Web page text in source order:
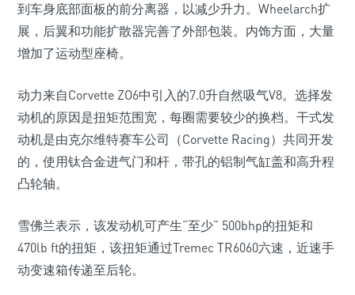
到车身底部面板的前分离器，以减少升力。Wheelarch扩
展，后翼和功能扩散器完善了外部包装。内饰方面，大量
增加了运动型座椅。
动力来自Corvette ZO6中引入的7.0升自然吸气V8。选择发
动机的原因是扭矩范围宽，每圈需要较少的换档。干式发
动机是由克尔维特赛车公司（Corvette Racing）共同开发
的，使用钛合金进气门和杆，带孔的铝制气缸盖和高升程
凸轮轴。
雪佛兰表示，该发动机可产生“至少” 500bhp的扭矩和
470lb ft的扭矩，该扭矩通过Tremec TR6060六速，近速手
动变速箱传递至后轮。